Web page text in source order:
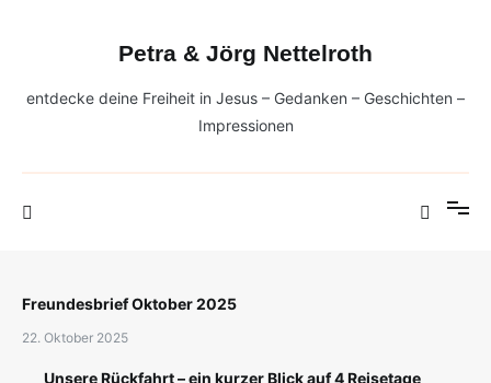
Petra & Jörg Nettelroth
entdecke deine Freiheit in Jesus – Gedanken – Geschichten –
Impressionen
Freundesbrief Oktober 2025
22. Oktober 2025
Unsere Rückfahrt – ein kurzer Blick auf 4 Reisetage